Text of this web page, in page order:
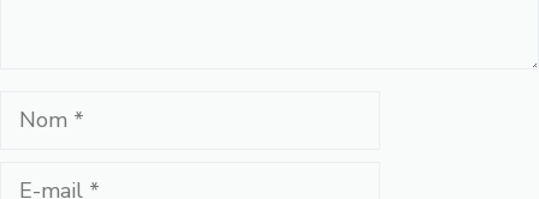
Nom